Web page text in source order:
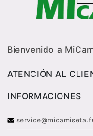
Bienvenido a
ATENCIÓN AL
INFORMACIONES